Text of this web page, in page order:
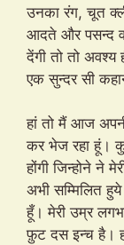
उनका रंग, चूत
आदते और पसन्द
देंगी तो तो
एक सुन्दर सी
हां तो मैं आज
कर भेज रहा हूं।
होंगी जिन्होने ने
अभी सम्मिलित
हूँ। मेरी उम्र
फ़ुट दस इन्च है।